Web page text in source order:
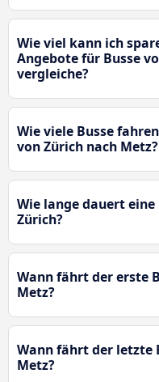
Wie viel kann ich
Angebote für Busse
vergleiche?
Wie viele Busse
von Zürich nach Metz?
Wie lange dauert
Zürich?
Wann fährt der erste
Metz?
Wann fährt der letzte
Metz?